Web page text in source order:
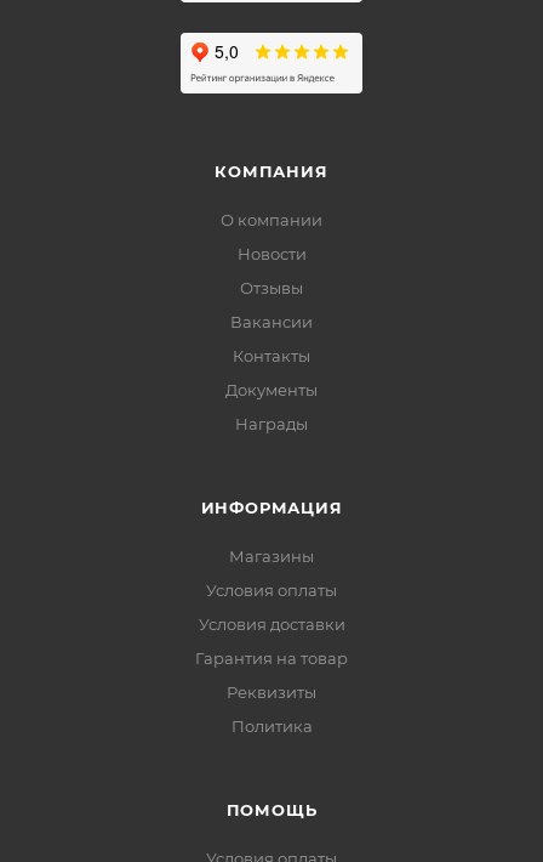
КОМПАНИЯ
О компании
Новости
Отзывы
Вакансии
Контакты
Документы
Награды
ИНФОРМАЦИЯ
Магазины
Условия оплаты
Условия доставки
Гарантия на товар
Реквизиты
Политика
ПОМОЩЬ